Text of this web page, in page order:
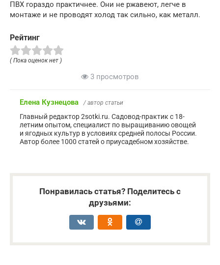
ПВХ гораздо практичнее. Они не ржавеют, легче в
монтаже и не проводят холод так сильно, как металл.
Рейтинг
( Пока оценок нет )
3 просмотров
Елена Кузнецова / автор статьи
Главный редактор 2sotki.ru. Садовод-практик с 18-
летним опытом, специалист по выращиванию овощей
и ягодных культур в условиях средней полосы России.
Автор более 1000 статей о приусадебном хозяйстве.
Понравилась статья? Поделитесь с
друзьями: